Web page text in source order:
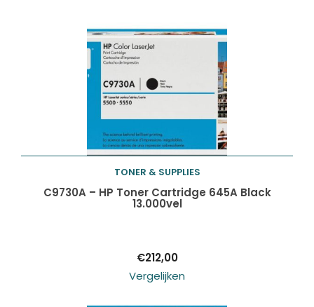
Toevoegen aan
TONER & SUPPLIES
C9730A – HP Toner Cartridge 645A Black
13.000vel
€212,00
Vergelijken